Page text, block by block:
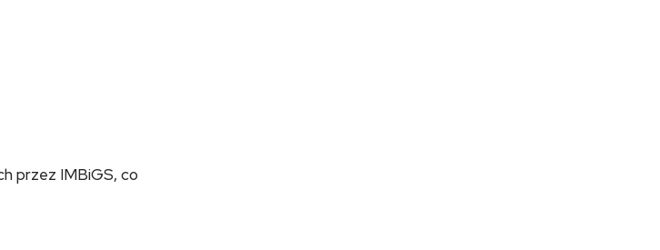
przez IMBiGS, co